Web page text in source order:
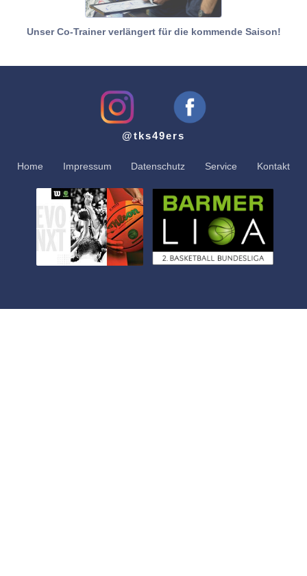
Unser Co-Trainer verlängert für die kommende Saison!
@tks49ers
Home Impressum Datenschutz Service Kontakt